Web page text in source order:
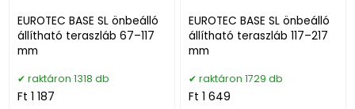
EUROTEC BASE SL önbeálló
állítható teraszláb 67–117
mm
raktáron 1318 db
Ft 1 187
EUROTEC BASE SL önbeálló
állítható teraszláb 117–217
mm
raktáron 1729 db
Ft 1 649